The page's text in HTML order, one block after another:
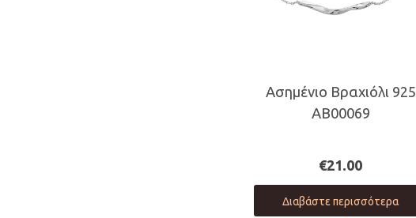
Ασημένιο Βραχιόλι 925
AB00069
€21.00
Διαβάστε περισσότερα